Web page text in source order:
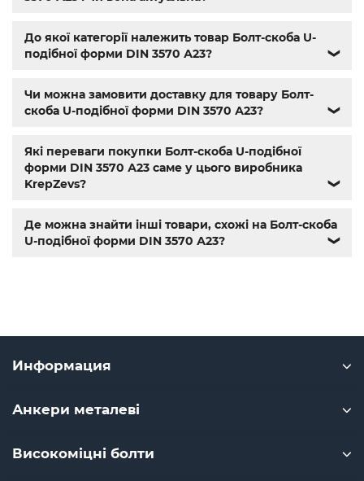
болт м 10,din934,крепеж,болт м12 размеры болт м14 1.5
шаг 1 ,болт м9,болт м 24,din 6325,din 6799,din 11024
6334,din 929,дин 912,магазин крепежа харьков
гайки и болты,болты харьков,болты гайки шайбы
болты 10.9,болты 8.8,винты м8,болт нержавеющий м8
крепежные изделия,купить винты,болты киев,
нержавейка, болты с гайкой ,болт нержавійка,купить
болт м8,болт м8 нержавейка
купить
До якої категорії належить товар Болт-скоба U-
подібної форми DIN 3570 А23?
❯
Чи можна замовити доставку для товару Болт-
скоба U-подібної форми DIN 3570 А23?
❯
Які переваги покупки Болт-скоба U-подібної
форми DIN 3570 А23 саме у цього виробника
KrepZevs?
❯
Де можна знайти інші товари, схожі на Болт-скоба
U-подібної форми DIN 3570 А23?
❯
Информация
Анкери металеві
Високоміцні болти